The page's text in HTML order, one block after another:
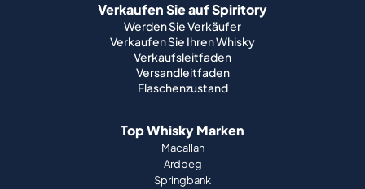
Verkaufen Sie auf Spiritory
Werden Sie Verkäufer
Verkaufen Sie Ihren Whisky
Verkaufsleitfaden
Versandleitfaden
Flaschenzustand
Top Whisky Marken
Macallan
Ardbeg
Springbank